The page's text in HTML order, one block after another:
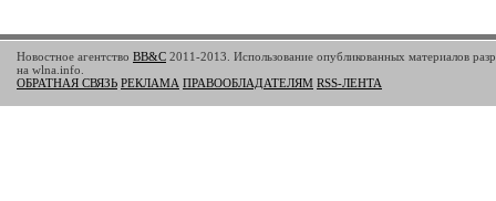
Новостное агентство BB&C 2011-2013. Использование опубликованных материалов
на wlna.info.
ОБРАТНАЯ СВЯЗЬ РЕКЛАМА ПРАВООБЛАДАТЕЛЯМ RSS-ЛЕНТА